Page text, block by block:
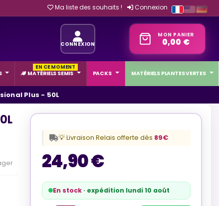
Connexion
Ma liste des souhaits !
MON PANIER
0,00 €
CONNEXION
MATÉRIELS SEMIS
EN CE MOMENT
PACKS
MATÉRIELS PLANTES VERTES
Plus - 50L
24,90 €
En stock· expédition lundi 10 août
💡 Livraison Relais offerte dès 89€